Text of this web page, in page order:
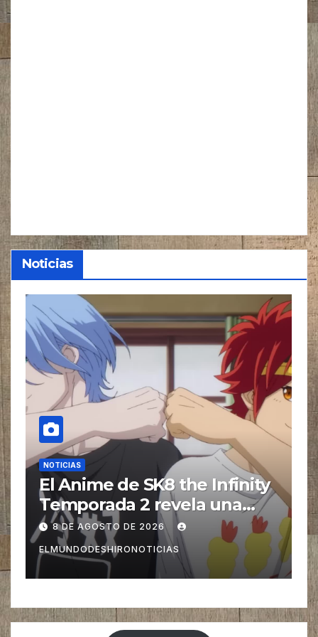
Noticias
NOTICIAS
La Película de Live-Action
de BLUE LOCK revela un
video especial con el tema
musical interpretado por
Ado
8 DE AGOSTO DE 2026
ELMUNDODESHIRONOTICIAS